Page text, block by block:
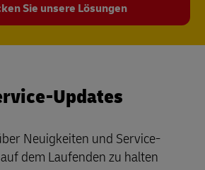
Sie unsere Lösungen
Updates
Neuigkeiten und Service-
dem Laufenden zu halten